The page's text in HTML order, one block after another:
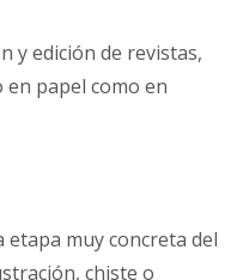
y edición de revistas,
papel como en
etapa muy concreta del
chiste o